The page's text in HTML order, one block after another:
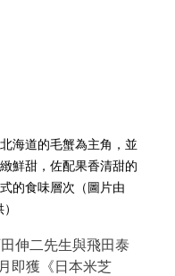
海道的毛蟹為主角，並
鮮甜，佐配果香清甜的
的食味層次 （圖片由
伸二先生與飛田泰
即獲《日本米芝